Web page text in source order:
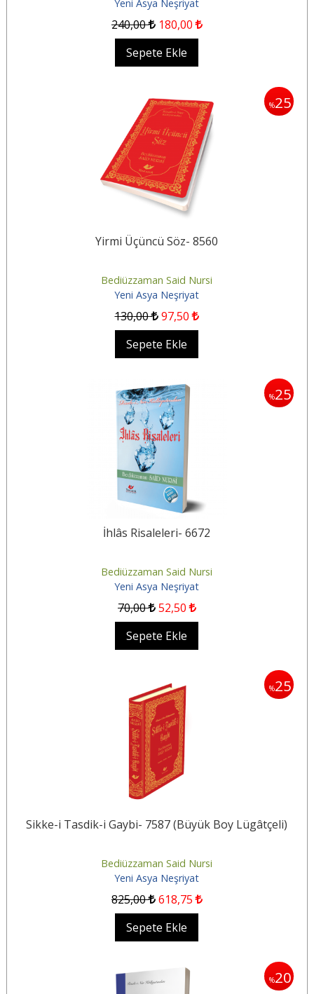
Yeni Asya Neşriyat
240,00 180,00
Sepete Ekle
%25
Yirmi Üçüncü Söz- 8560
Bediüzzaman Said Nursi
Yeni Asya Neşriyat
130,00 97,50
Sepete Ekle
%25
İhlâs Risaleleri- 6672
Bediüzzaman Said Nursi
Yeni Asya Neşriyat
70,00 52,50
Sepete Ekle
%25
Sikke-i Tasdik-i Gaybi- 7587 (Büyük Boy Lügâtçeli)
Bediüzzaman Said Nursi
Yeni Asya Neşriyat
825,00 618,75
Sepete Ekle
%20